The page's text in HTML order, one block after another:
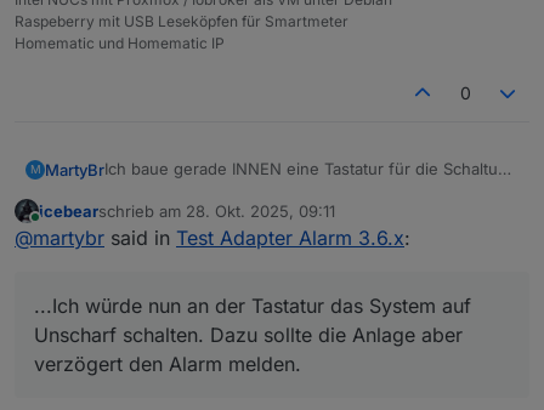
Raspeberry mit USB Leseköpfen für Smartmeter
Homematic und Homematic IP
0
M MartyBrIch baue gerade INNEN eine Tastatur für die Schaltung
benutzen kann. Damit kann ich das System Unscharf,
Scharf_Innen und Scharf_Extern schalten.
Nun habe ich eine Frage zum Alarm-Adapter:
Wenn ich nun bei einer Schaltung Extern_Scharf nach
System auf Unscharf schalten. Dazu sollte die Anlage
aber verzögert den Alarm melden. Das bekomme ich
aber nicht hin. Beim Öffnen der Haustür geht der
Alarm direkt los.
Hier die Einstellungen:
Online
icebearschrieb am 28. Okt. 2025, 09:11
zuletzt editiert von
@martybr said in Test Adapter Alarm 3.6.x:
...Ich würde nun an der Tastatur das System auf
Unscharf schalten. Dazu sollte die Anlage aber
verzögert den Alarm melden.